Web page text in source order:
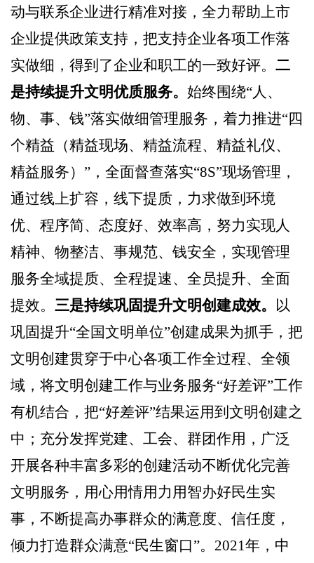
动与联系企业进行精准对接，全力帮助上市
企业提供政策支持，把支持企业各项工作落
实做细，得到了企业和职工的一致好评。 二
是持续提升文明优质服务。 始终围绕“人、
物、事、钱”落实做细管理服务， 着力推进“四
个精益（精益现场、精益流程、精益礼仪、
精益服务）”，全面督查落实“8S”现场管理，
通过线上扩容，线下提质， 力求做到环境
优、程序简、态度好、效率高 ， 努力实现人
精神、物整洁、事规范、钱安全，实现管理
服务全域提质、全程提速、全员提升、全面
提效。 三是持续巩固提升文明创建成效。
以
巩固提升“全国文明单位”创建成果为抓手，把
文明创建贯穿于中心各项工作全过程、全领
域，将文明创建工作与业务服务“好差评”工作
有机结合，把“好差评”结果运用到文明创建之
中；充分发挥党建、工会、群团作用，广泛
开展各种丰富多彩的创建活动不断优化完善
文明服务， 用心用情用力用智办好民生实
事，不断提高办事群众的满意度、信任度，
倾力打造群众满意“民生窗口”。2021年 ，中